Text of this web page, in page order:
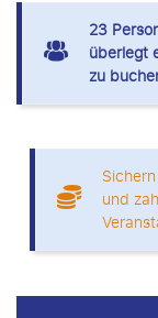
23
überlegt
zu
und